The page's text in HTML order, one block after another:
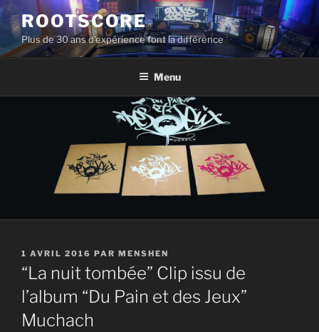
Aller
au
contenu
principal
ROOTSCORE
Plus de 30 ans d'expérience font la différence
Menu
PUBLIÉ
LE
1 AVRIL 2016 PAR MENSHEN
“La nuit tombée” Clip issu de
l’album “Du Pain et des Jeux”
Muchach